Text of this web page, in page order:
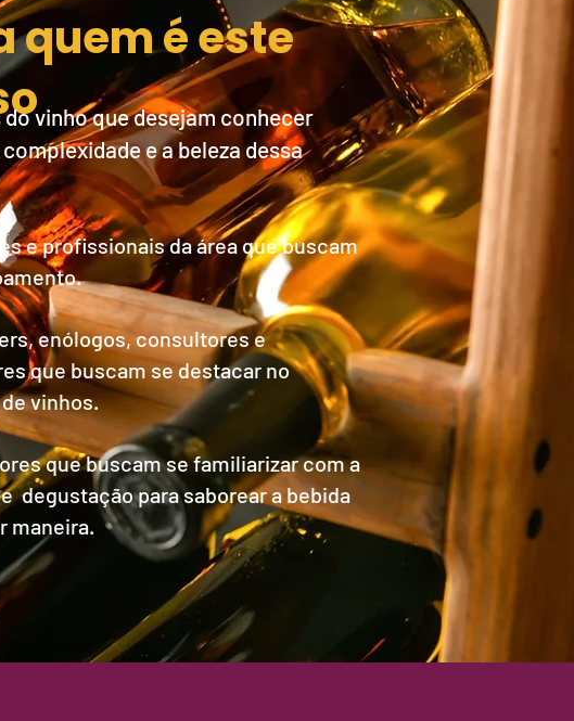
quem é este
vinho que desejam conhecer
e a beleza dessa
e profissionais da área que buscam
enólogos, consultores e
que buscam se destacar no
vinhos.
que buscam se familiarizar com a
degustação para saborear a bebida
maneira.